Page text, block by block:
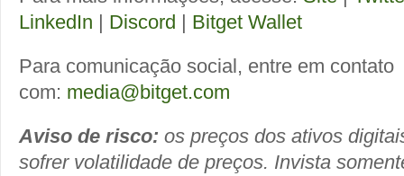
LinkedIn | Discord | Bitget Wallet
Para comunicação social, entre em contato
com: media@bitget.com
Aviso de risco: os preços dos ativos
sofrer volatilidade de preços. Invista